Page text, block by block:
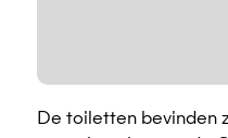
De toiletten bevinden